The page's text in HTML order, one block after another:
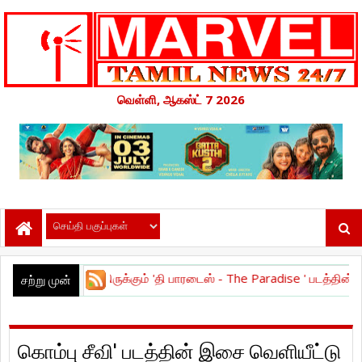
வெள்ளி, ஆகஸ்ட் 7 2026
சற்று முன் 'தி பாரடைஸ் - The Paradise ' படத்தின் டீசர் வெளியீடு !
கொம்பு சீவி' படத்தின் இசை வெளியீட்டு